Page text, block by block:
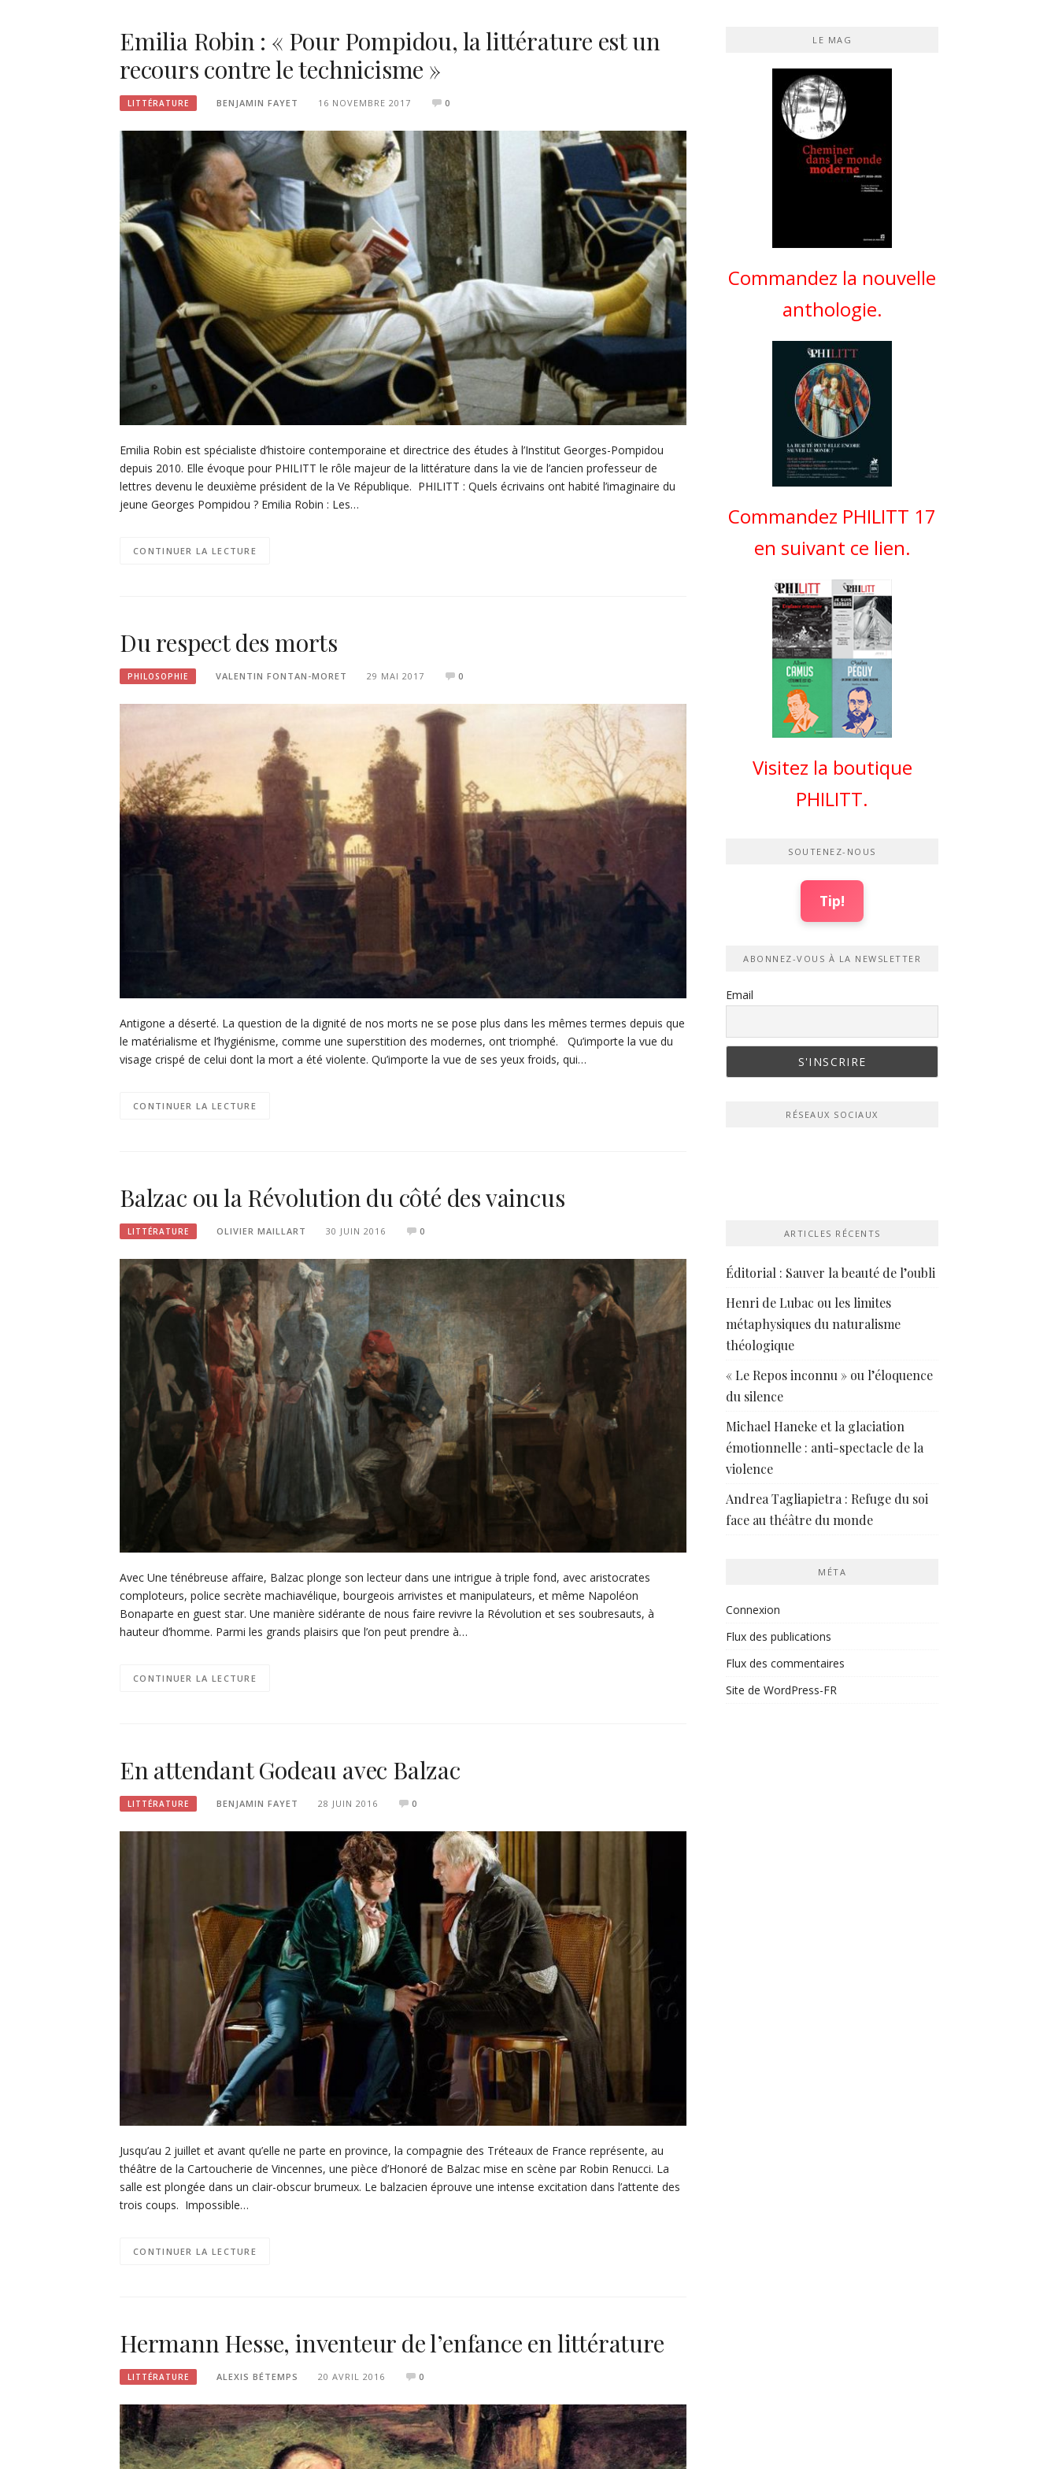
Emilia Robin : « Pour Pompidou, la littérature est un
recours contre le technicisme »
LITTÉRATURE BENJAMIN FAYET 16 NOVEMBRE 2017 0
Emilia Robin est spécialiste d’histoire contemporaine et directrice des études à l’Institut Georges-Pompidou
depuis 2010. Elle évoque pour PHILITT le rôle majeur de la littérature dans la vie de l’ancien professeur de
lettres devenu le deuxième président de la Ve République. PHILITT : Quels écrivains ont habité l’imaginaire du
jeune Georges Pompidou ? Emilia Robin : Les…
CONTINUER LA LECTURE
Du respect des morts
PHILOSOPHIE VALENTIN FONTAN-MORET 29 MAI 2017 0
Antigone a déserté. La question de la dignité de nos morts ne se pose plus dans les mêmes termes depuis que
le matérialisme et l’hygiénisme, comme une superstition des modernes, ont triomphé. Qu’importe la vue du
visage crispé de celui dont la mort a été violente. Qu’importe la vue de ses yeux froids, qui…
CONTINUER LA LECTURE
Balzac ou la Révolution du côté des vaincus
LITTÉRATURE OLIVIER MAILLART 30 JUIN 2016 0
Avec Une ténébreuse affaire, Balzac plonge son lecteur dans une intrigue à triple fond, avec aristocrates
comploteurs, police secrète machiavélique, bourgeois arrivistes et manipulateurs, et même Napoléon
Bonaparte en guest star. Une manière sidérante de nous faire revivre la Révolution et ses soubresauts, à
hauteur d’homme. Parmi les grands plaisirs que l’on peut prendre à…
CONTINUER LA LECTURE
En attendant Godeau avec Balzac
LITTÉRATURE BENJAMIN FAYET 28 JUIN 2016 0
Jusqu’au 2 juillet et avant qu’elle ne parte en province, la compagnie des Tréteaux de France représente, au
théâtre de la Cartoucherie de Vincennes, une pièce d’Honoré de Balzac mise en scène par Robin Renucci. La
salle est plongée dans un clair-obscur brumeux. Le balzacien éprouve une intense excitation dans l’attente des
trois coups. Impossible…
CONTINUER LA LECTURE
Hermann Hesse, inventeur de l’enfance en littérature
LITTÉRATURE ALEXIS BÉTEMPS 20 AVRIL 2016 0
LE MAG
Commandez la nouvelle
anthologie.
Commandez PHILITT 17
en suivant ce lien.
Visitez la boutique
PHILITT.
SOUTENEZ-NOUS
Tip!
ABONNEZ-VOUS À LA NEWSLETTER
Email
RÉSEAUX SOCIAUX
ARTICLES RÉCENTS
Éditorial : Sauver la beauté de l’oubli
Henri de Lubac ou les limites
métaphysiques du naturalisme
théologique
« Le Repos inconnu » ou l’éloquence
du silence
Michael Haneke et la glaciation
émotionnelle : anti-spectacle de la
violence
Andrea Tagliapietra : Refuge du soi
face au théâtre du monde
MÉTA
Connexion
Flux des publications
Flux des commentaires
Site de WordPress-FR